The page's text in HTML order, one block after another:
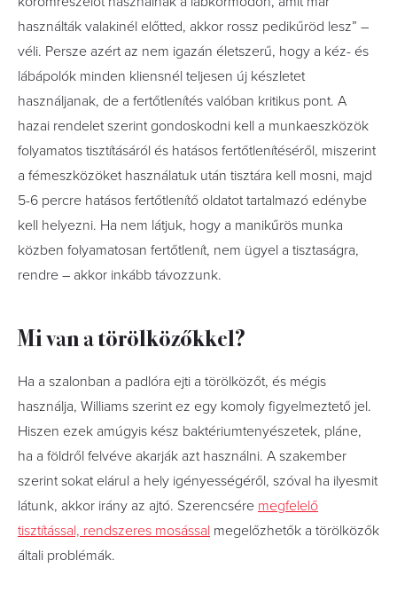
használták valakinél előtted, akkor rossz pedikűröd lesz” –
véli. Persze azért az nem igazán életszerű, hogy a kéz- és
lábápolók minden kliensnél teljesen új készletet
használjanak, de a fertőtlenítés valóban kritikus pont. A
hazai rendelet szerint gondoskodni kell a munkaeszközök
folyamatos tisztításáról és hatásos fertőtlenítéséről, miszerint
a fémeszközöket használatuk után tisztára kell mosni, majd
5-6 percre hatásos fertőtlenítő oldatot tartalmazó edénybe
kell helyezni. Ha nem látjuk, hogy a manikűrös munka
közben folyamatosan fertőtlenít, nem ügyel a tisztaságra,
rendre – akkor inkább távozzunk.
Mi van a törölközőkkel?
Ha a szalonban a padlóra ejti a törölközőt, és mégis
használja, Williams szerint ez egy komoly figyelmeztető jel.
Hiszen ezek amúgyis kész baktériumtenyészetek, pláne,
ha a földről felvéve akarják azt használni. A szakember
szerint sokat elárul a hely igényességéről, szóval ha ilyesmit
látunk, akkor irány az ajtó. Szerencsére megfelelő
tisztítással, rendszeres mosással megelőzhetők a törölközők
általi problémák.